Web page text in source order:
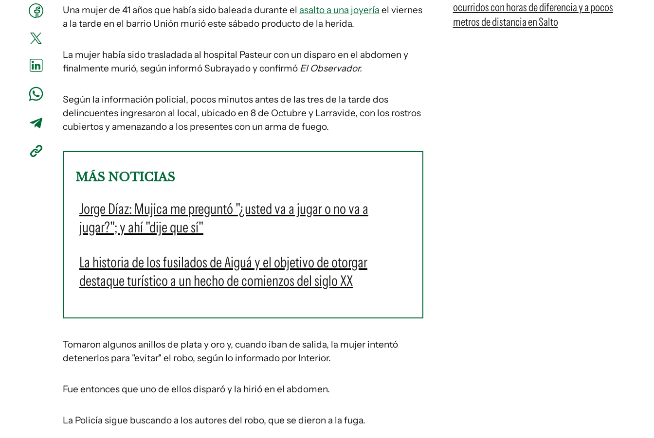
Una mujer de 41 años que había sido baleada durante el asalto a una joyería el viernes
a la tarde en el barrio Unión murió este sábado producto de la herida.
La mujer había sido trasladada al hospital Pasteur con un disparo en el abdomen y
finalmente murió, según informó Subrayado y confirmó El Observador.
Según la información policial, pocos minutos antes de las tres de la tarde dos
delincuentes ingresaron al local, ubicado en 8 de Octubre y Larravide, con los rostros
cubiertos y amenazando a los presentes con un arma de fuego.
MÁS NOTICIAS
Jorge Díaz: Mujica me preguntó "¿usted va a jugar o no va a
jugar?"; y ahí "dije que sí"
La historia de los fusilados de Aiguá y el objetivo de otorgar
destaque turístico a un hecho de comienzos del siglo XX
Tomaron algunos anillos de plata y oro y, cuando iban de salida, la mujer intentó
detenerlos para "evitar" el robo, según lo informado por Interior.
Fue entonces que uno de ellos disparó y la hirió en el abdomen.
La Policía sigue buscando a los autores del robo, que se dieron a la fuga.
ocurridos con horas de diferencia y a pocos
metros de distancia en Salto